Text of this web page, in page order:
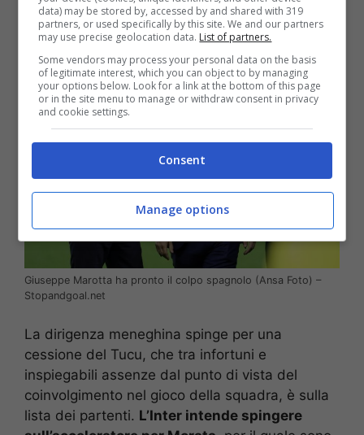
il prestito al Bari.
Giuseppe Marotta ha pronto il colpo spagnolo (Ansa Foto) –
Stopandgoal.net
La dirigenza meneghina spinge per una
cessione del Tucu, che tra infortuni e
inspiegabili assenze dal punto di vista del
coinvolgimento nel gioco della squadra, è sulla
lista dei partenti. L’Inter intende spingere
data) may be stored by, accessed by and shared with 319
partners, or used specifically by this site. We and our partners
may use precise geolocation data. List of partners.
Some vendors may process your personal data on the basis
of legitimate interest, which you can object to by managing
your options below. Look for a link at the bottom of this page
or in the site menu to manage or withdraw consent in privacy
and cookie settings.
Consent
Manage options